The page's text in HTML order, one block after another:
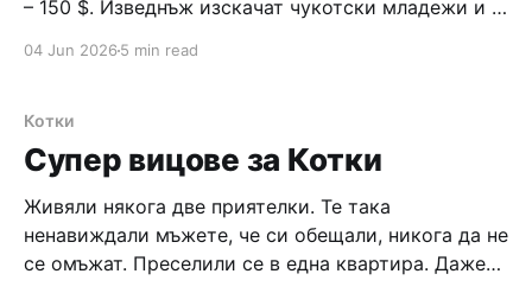
– 150 $. Изведнъж изскачат чукотски младежи и я
беше добра в
04 Jun 2026 5 min read
Котки
Супер вицове за Котки
Живяли някога две приятелки. Те така
ненавиждали мъжете, че си обещали, никога да не
се омъжат. Преселили се в една квартира. Даже